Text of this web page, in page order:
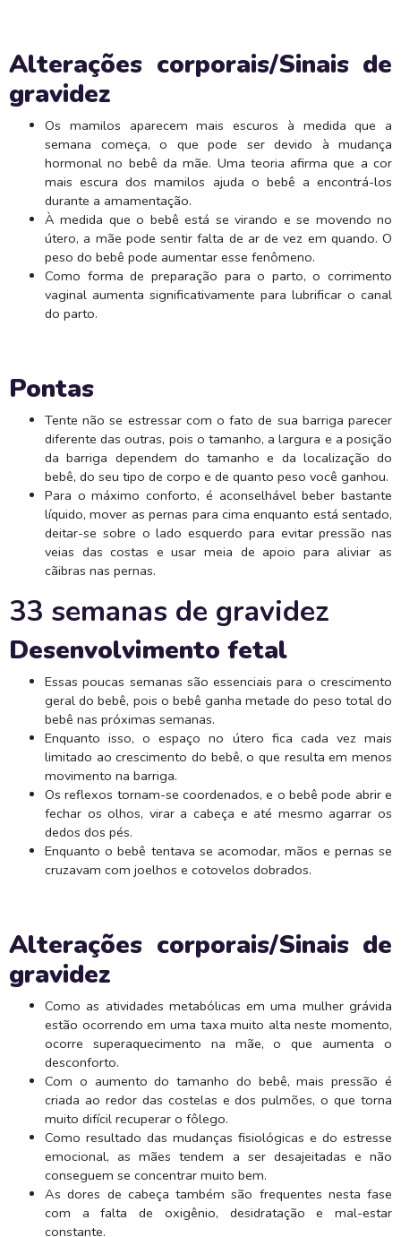
Alterações corporais/Sinais de
gravidez
Os mamilos aparecem mais escuros à medida que a
semana começa, o que pode ser devido à mudança
hormonal no bebê da mãe. Uma teoria afirma que a cor
mais escura dos mamilos ajuda o bebê a encontrá-los
durante a amamentação.
À medida que o bebê está se virando e se movendo no
útero, a mãe pode sentir falta de ar de vez em quando. O
peso do bebê pode aumentar esse fenômeno.
Como forma de preparação para o parto, o corrimento
vaginal aumenta significativamente para lubrificar o canal
do parto.
Pontas
Tente não se estressar com o fato de sua barriga parecer
diferente das outras, pois o tamanho, a largura e a posição
da barriga dependem do tamanho e da localização do
bebê, do seu tipo de corpo e de quanto peso você ganhou.
Para o máximo conforto, é aconselhável beber bastante
líquido, mover as pernas para cima enquanto está sentado,
deitar-se sobre o lado esquerdo para evitar pressão nas
veias das costas e usar meia de apoio para aliviar as
cãibras nas pernas.
33 semanas de gravidez
Desenvolvimento fetal
Essas poucas semanas são essenciais para o crescimento
geral do bebê, pois o bebê ganha metade do peso total do
bebê nas próximas semanas.
Enquanto isso, o espaço no útero fica cada vez mais
limitado ao crescimento do bebê, o que resulta em menos
movimento na barriga.
Os reflexos tornam-se coordenados, e o bebê pode abrir e
fechar os olhos, virar a cabeça e até mesmo agarrar os
dedos dos pés.
Enquanto o bebê tentava se acomodar, mãos e pernas se
cruzavam com joelhos e cotovelos dobrados.
Alterações corporais/Sinais de
gravidez
Como as atividades metabólicas em uma mulher grávida
estão ocorrendo em uma taxa muito alta neste momento,
ocorre superaquecimento na mãe, o que aumenta o
desconforto.
Com o aumento do tamanho do bebê, mais pressão é
criada ao redor das costelas e dos pulmões, o que torna
muito difícil recuperar o fôlego.
Como resultado das mudanças fisiológicas e do estresse
emocional, as mães tendem a ser desajeitadas e não
conseguem se concentrar muito bem.
As dores de cabeça também são frequentes nesta fase
com a falta de oxigênio, desidratação e mal-estar
constante.